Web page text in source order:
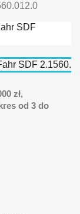
zł,
od 3 do